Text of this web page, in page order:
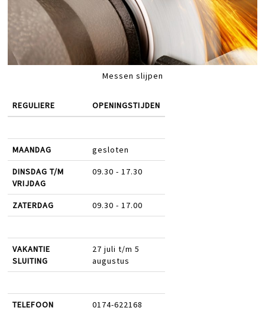
Messen slijpen
REGULIERE OPENINGSTIJDEN
MAANDAG gesloten
DINSDAG T/M
VRIJDAG
09.30 - 17.30
ZATERDAG 09.30 - 17.00
VAKANTIE
SLUITING
27 juli t/m 5
augustus
TELEFOON 0174-622168